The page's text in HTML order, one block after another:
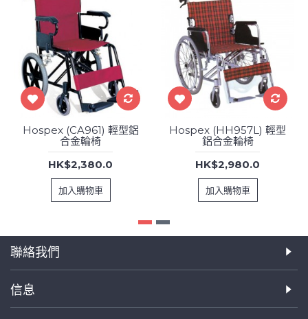
Hospex (CA961) 輕型鋁
合金輪椅
HK$2,380.0
加入購物車
Hospex (HH957L) 輕型
鋁合金輪椅
HK$2,980.0
加入購物車
聯絡我們
信息